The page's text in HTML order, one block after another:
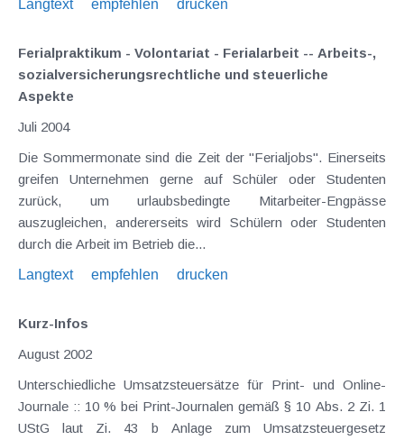
Langtext
empfehlen drucken
Ferialpraktikum - Volontariat - Ferialarbeit -- Arbeits-,
sozialversicherungsrechtliche und steuerliche
Aspekte
Juli 2004
Die Sommermonate sind die Zeit der "Ferialjobs". Einerseits
greifen Unternehmen gerne auf Schüler oder Studenten
zurück, um urlaubsbedingte Mitarbeiter-Engpässe
auszugleichen, andererseits wird Schülern oder Studenten
durch die Arbeit im Betrieb die...
Langtext
empfehlen drucken
Kurz-Infos
August 2002
Unterschiedliche Umsatzsteuersätze für Print- und Online-
Journale :: 10 % bei Print-Journalen gemäß § 10 Abs. 2 Zi. 1
UStG laut Zi. 43 b Anlage zum Umsatzsteuergesetz